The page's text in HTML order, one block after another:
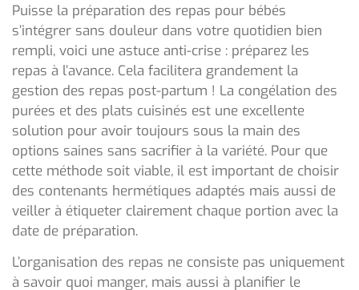
Puisse la préparation des repas pour bébés
s’intégrer sans douleur dans votre quotidien bien
rempli, voici une astuce anti-crise : préparez les
repas à l’avance. Cela facilitera grandement la
gestion des repas post-partum ! La congélation des
purées et des plats cuisinés est une excellente
solution pour avoir toujours sous la main des
options saines sans sacrifier à la variété. Pour que
cette méthode soit viable, il est important de choisir
des contenants hermétiques adaptés mais aussi de
veiller à étiqueter clairement chaque portion avec la
date de préparation.
L’organisation des repas ne consiste pas uniquement
à savoir quoi manger, mais aussi à planifier le